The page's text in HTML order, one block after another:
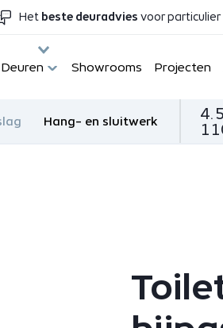
Het beste deuradvies voor
Showrooms Projecten
Hang- en sluitwerk
4.5